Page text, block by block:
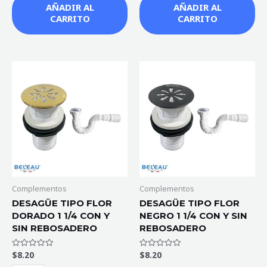
AÑADIR AL
CARRITO
AÑADIR AL
CARRITO
Complementos
DESAGÜE TIPO FLOR
DORADO 1 1/4 CON Y
SIN REBOSADERO
Valorado
con
$8.20
FLOR
DORADO
Y
SIN
REBOSADERO
cantidad
Complementos
DESAGÜE TIPO FLOR
NEGRO 1 1/4 CON Y SIN
REBOSADERO
Valorado
con
$8.20